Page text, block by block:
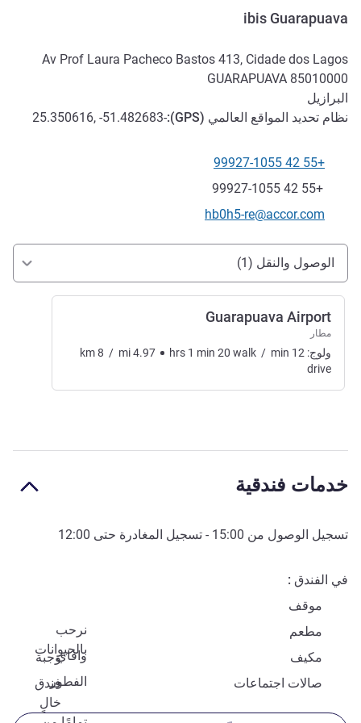
ibis Guarapuava
Av Prof Laura Pacheco Bastos 413, Cidade dos Lagos
85010000
GUARAPUAVA
البرازيل
نظام تحديد المواقع العالمي (GPS
):
-25.350616, -51.482683
الهاتف
+55 42 99927-1055
فاكس
+55 42 99927-1055
تواصل معنا عبر البريد الإلكتروني
hb0h5-re@accor.com
الوصول والتنقل
الوصول والنقل (1)
Guarapuava Airport
مطار
ولوج: km8 / mi4.97 hrs 1 min 20 walk / min 12
drive
خدمات فندقية
تسجيل الوصول من 15:00 - تسجيل المغادرة حتى 12:00
في الفندق
موقف
نرحب
بالحيوانات
مطعم
وافاي
مكيف
وجبة
الفطور
صالات اجتماعات
فندق
خالٍ